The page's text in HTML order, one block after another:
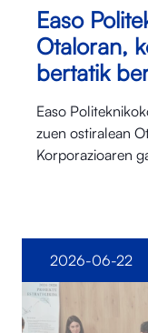
Easo
Otaloran,
bertatik
Easo
zuen ostiralean
Korporazioaren
2026-06-22